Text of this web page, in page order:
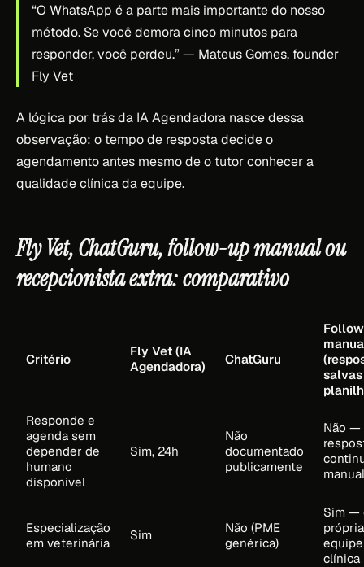
“O WhatsApp é a parte mais importante do nosso
método. Se você demora cinco minutos para
responder, você perdeu.”— Mateus Gomes, founder
Fly Vet
A lógica por trás da IA Agendadora nasce dessa
observação: o tempo de resposta decide o
agendamento antes mesmo de o tutor conhecer a
qualidade clínica da equipe.
Fly Vet, ChatGuru, follow-up manual ou
recepcionista extra: comparativo
Critério
Fly Vet (IA
Agendadora)
ChatGuru
salvas
Responde e
agenda sem
depender de
humano
disponível
Sim, 24h
Não
documentado
publicamente
Não —
manual
Especialização
em veterinária
Sim
Não (PME
genérica)
Sim —
própria
clínica